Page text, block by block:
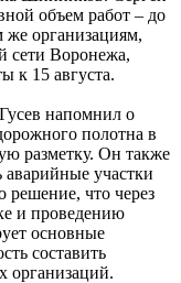
объем работ – до
же организациям,
сети Воронежа,
к 15 августа.
напомнил о
полотна в
разметку. Он также
аварийные участки
решение, что через
и проведению
основные
составить
организаций.